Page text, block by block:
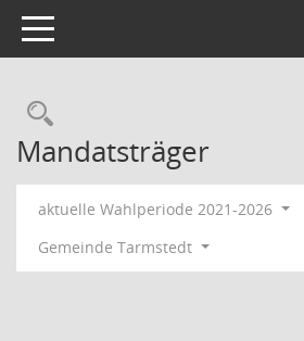
Toggle navigation
Rechercheauswahl
Mandatsträger
aktuelle Wahlperiode 2021-2026
Gemeinde Tarmstedt